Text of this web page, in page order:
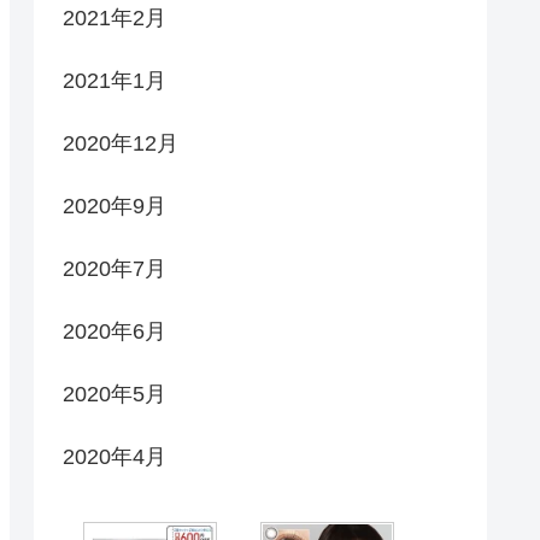
2021年2月
2021年1月
2020年12月
2020年9月
2020年7月
2020年6月
2020年5月
2020年4月